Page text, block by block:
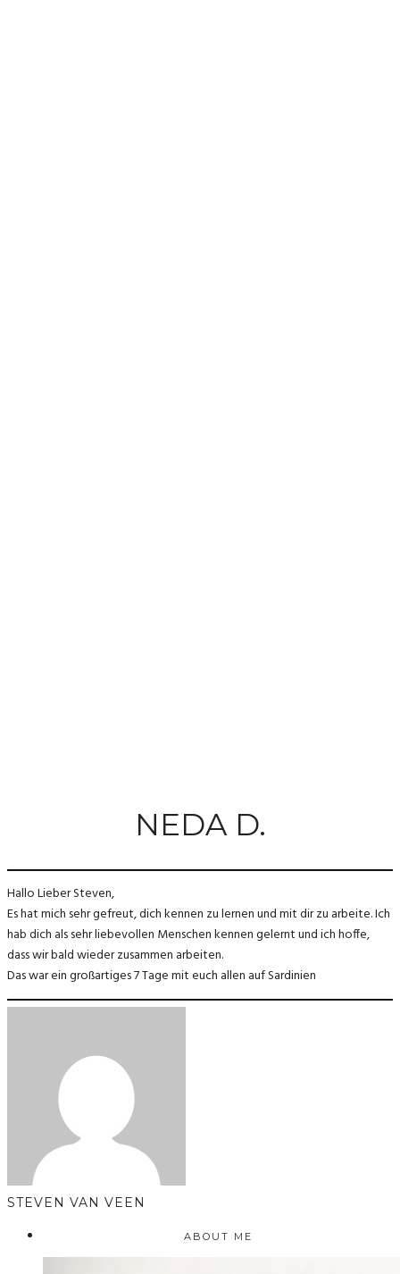
NEDA D.
Hallo Lieber Steven,
Es hat mich sehr gefreut, dich kennen zu lernen und mit dir zu arbeite. Ich
hab dich als sehr liebevollen Menschen kennen gelernt und ich hoffe,
dass wir bald wieder zusammen arbeiten.
Das war ein großartiges 7 Tage mit euch allen auf Sardinien
STEVEN VAN VEEN
ABOUT ME